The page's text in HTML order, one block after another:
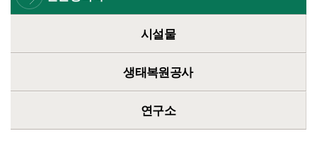
시설물
생태복원공사
연구소